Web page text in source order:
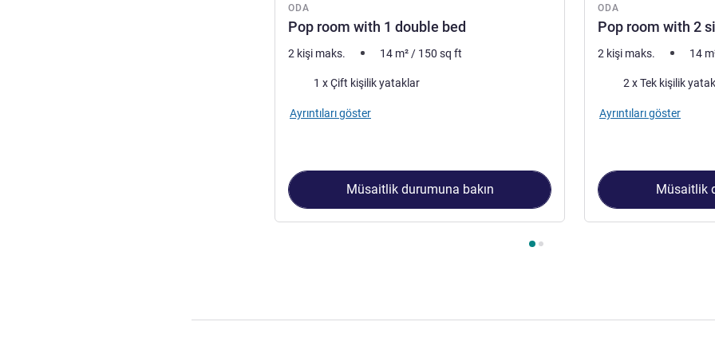
ODA
Pop room with 1 double bed
2 kişi maks. 14 m² / 150 sq ft
1 x Çift kişilik yataklar
Ayrıntıları göster
Müsaitlik durumuna bakın
ODA
Pop room with 2
2 kişi maks. 14
2 x Tek kişilik
Ayrıntıları göster
Müsaitlik